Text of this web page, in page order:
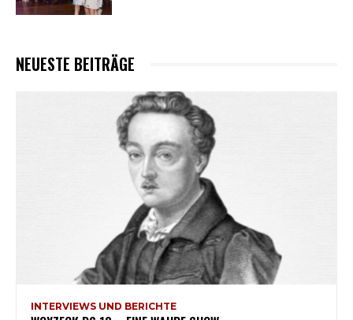
NEUESTE BEITRÄGE
INTERVIEWS UND BERICHTE